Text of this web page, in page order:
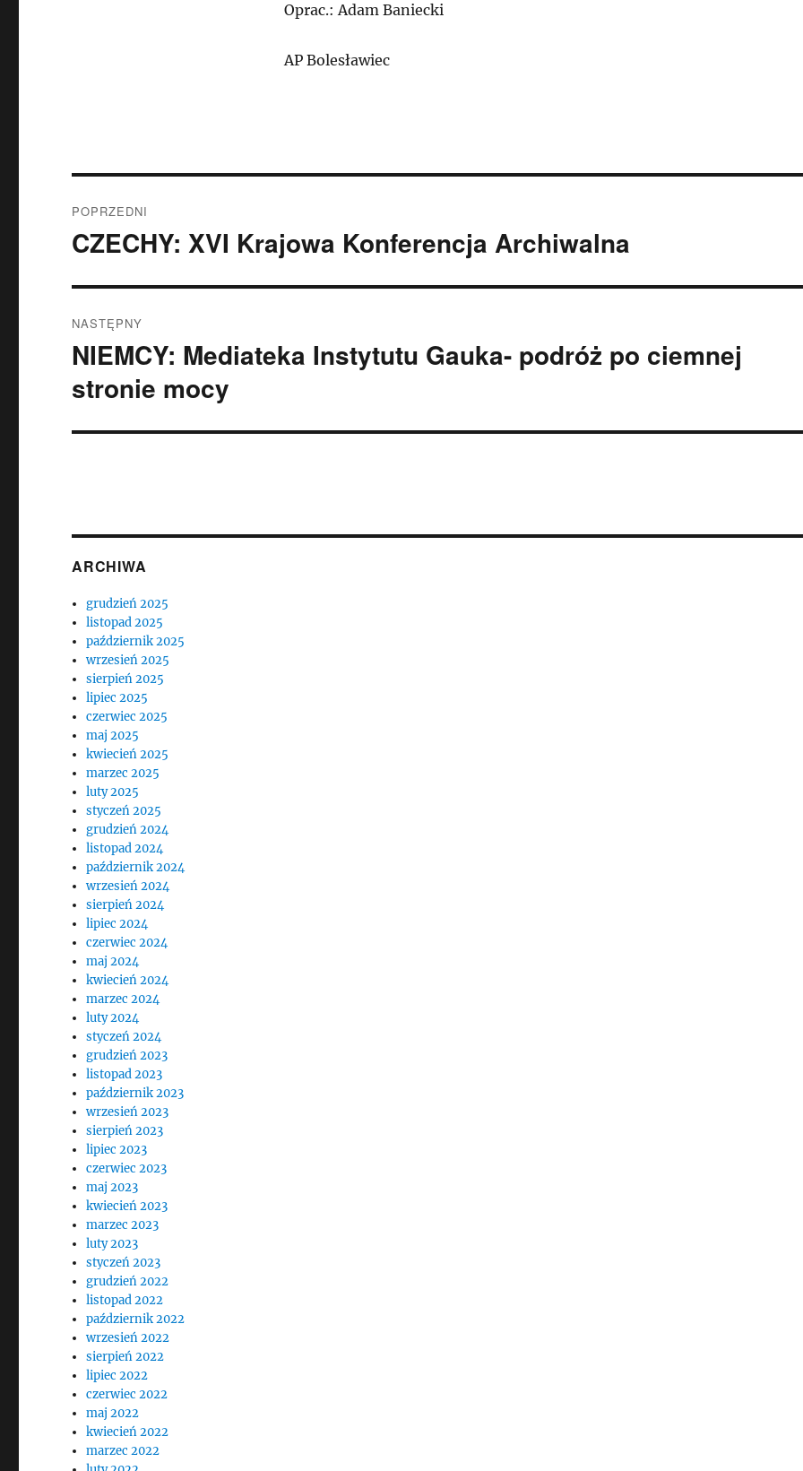
Oprac.: Adam Baniecki
AP Bolesławiec
wpisu
POPRZEDNI
Poprzedni
CZECHY: XVI Krajowa Konferencja Archiwalna
NASTĘPNY
Następny
NIEMCY: Mediateka Instytutu Gauka- podróż po ciemnej
stronie mocy
ARCHIWA
grudzień 2025
listopad 2025
październik 2025
wrzesień 2025
sierpień 2025
lipiec 2025
czerwiec 2025
maj 2025
kwiecień 2025
marzec 2025
luty 2025
styczeń 2025
grudzień 2024
listopad 2024
październik 2024
wrzesień 2024
sierpień 2024
lipiec 2024
czerwiec 2024
maj 2024
kwiecień 2024
marzec 2024
luty 2024
styczeń 2024
grudzień 2023
listopad 2023
październik 2023
wrzesień 2023
sierpień 2023
lipiec 2023
czerwiec 2023
maj 2023
kwiecień 2023
marzec 2023
luty 2023
styczeń 2023
grudzień 2022
listopad 2022
październik 2022
wrzesień 2022
sierpień 2022
lipiec 2022
czerwiec 2022
maj 2022
kwiecień 2022
marzec 2022